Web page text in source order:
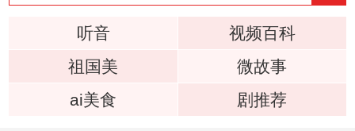
听音
视频百科
祖国美
微故事
ai美食
剧推荐